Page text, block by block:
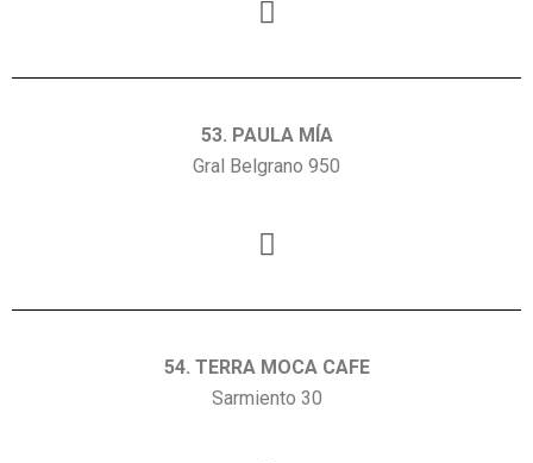
53. PAULA MÍA
Gral Belgrano 950
54. TERRA MOCA CAFE
Sarmiento 30